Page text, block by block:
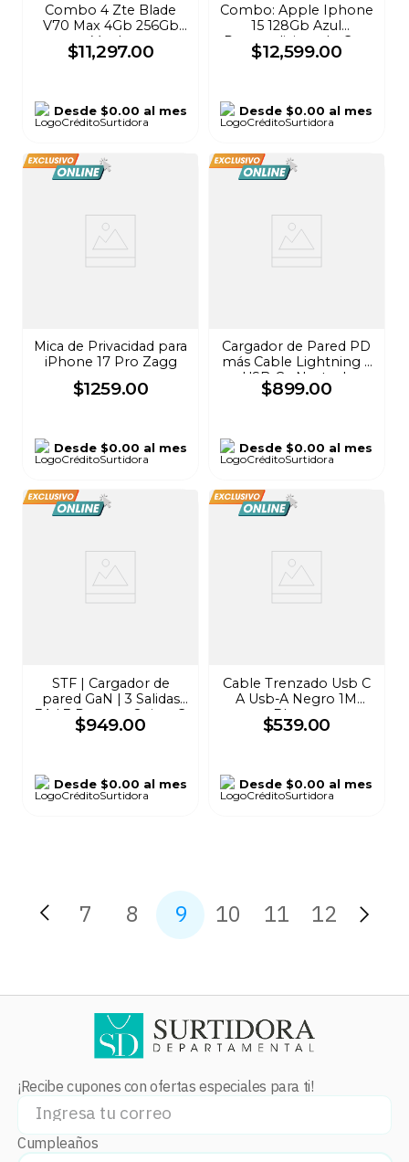
Combo 4 Zte Blade
V70 Max 4Gb 256Gb
Verde
$11,297.00
Desde$0.00 al mes
Combo: Apple Iphone
15 128Gb Azul
Reacondicionado Con
Alexa Azul
$12,599.00
Desde $0.00 al mes
Mica de Privacidad para
iPhone 17 Pro Zagg
$1259.00
Desde$0.00 al mes
Cargador de Pared PD
más Cable Lightning a
USB-C - Naztech
$899.00
Desde $0.00 al mes
STF | Cargador de
pared GaN | 3 Salidas
3A | 3 Puertos: 2 tipo C
/ 1 USB | Protección
$949.00
Desde$0.00 al mes
Cable Trenzado Usb C
A Usb-A Negro 1M
Blanco
$539.00
Desde $0.00 al mes
7 8 9 10 11 12
¡Recibe cupones con ofertas especiales para ti!
Cumpleaños